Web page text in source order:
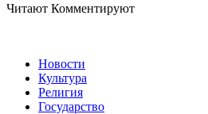
Читают Комментируют
Новости
Культура
Религия
Государство